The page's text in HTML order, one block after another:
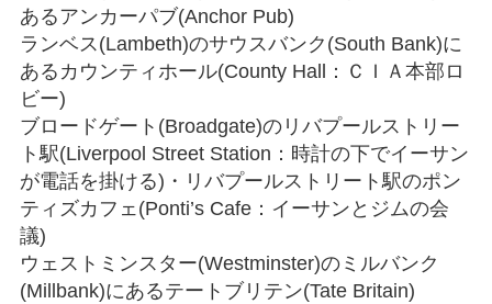
あるアンカーパブ(Anchor Pub)
ランベス(Lambeth)のサウスバンク(South Bank)に
あるカウンティホール(County Hall：ＣＩＡ本部ロ
ビー)
ブロードゲート(Broadgate)のリバプールストリー
ト駅(Liverpool Street Station：時計の下でイーサン
が電話を掛ける)・リバプールストリート駅のポン
ティズカフェ(Ponti’s Cafe：イーサンとジムの会
議)
ウェストミンスター(Westminster)のミルバンク
(Millbank)にあるテートブリテン(Tate Britain)